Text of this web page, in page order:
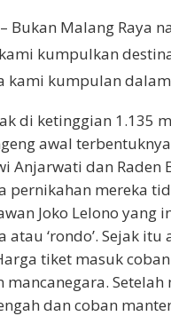
– Bukan Malang Raya
kumpulkan
kami kumpulan
di ketinggian 1.135
awal
Anjarwati dan
pernikahan mereka
Joko Lelono yang
‘rondo’. Sejak
tiket masuk
dan coban